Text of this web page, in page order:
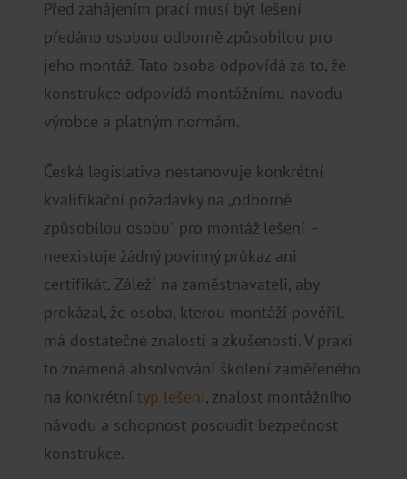
Před zahájením prací musí být lešení
předáno osobou odborně způsobilou pro
jeho montáž. Tato osoba odpovídá za to, že
konstrukce odpovídá montážnímu návodu
výrobce a platným normám.
Česká legislativa nestanovuje konkrétní
kvalifikační požadavky na „odborně
způsobilou osobu" pro montáž lešení –
neexistuje žádný povinný průkaz ani
certifikát. Záleží na zaměstnavateli, aby
prokázal, že osoba, kterou montáží pověřil,
má dostatečné znalosti a zkušenosti. V praxi
to znamená absolvování školení zaměřeného
na konkrétní typ lešení, znalost montážního
návodu a schopnost posoudit bezpečnost
konstrukce.